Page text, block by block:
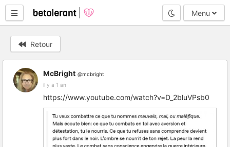
Mode nuit
Menu
Retour
McBright @mcbright
il y a 1 an
https://www.youtube.com/watch?v=D_2bluVPsb0